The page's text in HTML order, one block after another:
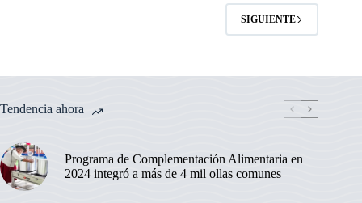
SIGUIENTE
Tendencia ahora
Programa de Complementación Alimentaria en
2024 integró a más de 4 mil ollas comunes